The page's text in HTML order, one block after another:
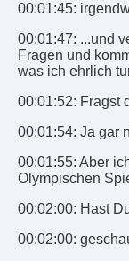
00:01:45:
00:01:47: ...und
Fragen und
was ich ehrlich
00:01:52: Fragst
00:01:54: Ja gar
00:01:55: Aber
Olympischen
00:02:00: Hast
00:02:00: